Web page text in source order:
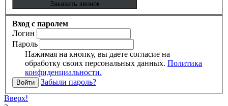
Вход с паролем
Логин
Пароль
Нажимая на кнопку, вы даете согласие на
обработку своих персональных данных. Политика
конфиденциальности.
Забыли пароль?
Вверх!